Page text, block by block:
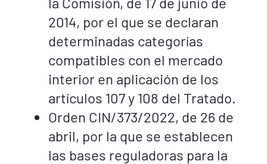
2014, por el que se declaran
determinadas categorías
compatibles con el mercado
interior en aplicación de los
artículos 107 y 108 del Tratado.
Orden CIN/373/2022, de 26 de
abril, por la que se establecen
las bases reguladoras para la